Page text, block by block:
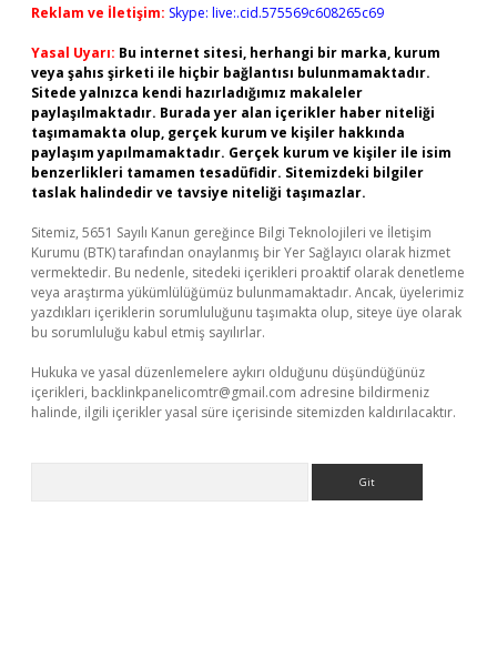
Reklam ve İletişim: Skype: live:.cid.575569c608265c69
Yasal Uyarı: Bu internet sitesi, herhangi bir marka, kurum
veya şahıs şirketi ile hiçbir bağlantısı bulunmamaktadır.
Sitede yalnızca kendi hazırladığımız makaleler
paylaşılmaktadır. Burada yer alan içerikler haber niteliği
taşımamakta olup, gerçek kurum ve kişiler hakkında
paylaşım yapılmamaktadır. Gerçek kurum ve kişiler ile isim
benzerlikleri tamamen tesadüfidir. Sitemizdeki bilgiler
taslak halindedir ve tavsiye niteliği taşımazlar.
Sitemiz, 5651 Sayılı Kanun gereğince Bilgi Teknolojileri ve İletişim
Kurumu (BTK) tarafından onaylanmış bir Yer Sağlayıcı olarak hizmet
vermektedir. Bu nedenle, sitedeki içerikleri proaktif olarak denetleme
veya araştırma yükümlülüğümüz bulunmamaktadır. Ancak, üyelerimiz
yazdıkları içeriklerin sorumluluğunu taşımakta olup, siteye üye olarak
bu sorumluluğu kabul etmiş sayılırlar.
Hukuka ve yasal düzenlemelere aykırı olduğunu düşündüğünüz
içerikleri, backlinkpanelicomtr@gmail.com adresine bildirmeniz
halinde, ilgili içerikler yasal süre içerisinde sitemizden kaldırılacaktır.